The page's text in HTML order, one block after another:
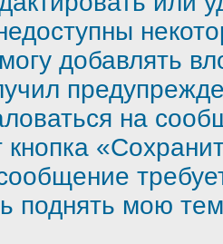
добавлять
на
кнопка
поднять мою